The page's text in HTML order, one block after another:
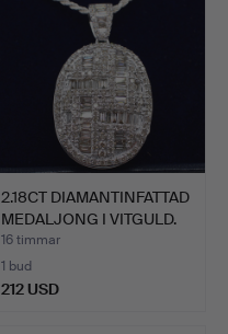
2.18CT DIAMANTINFATTAD
MEDALJONG I VITGULD.
16 timmar
1 bud
212 USD